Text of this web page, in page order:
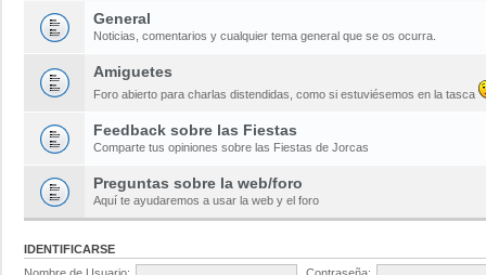
General
Noticias, comentarios y cualquier tema general que se os ocurra.
Amiguetes
Foro abierto para charlas distendidas, como si estuviésemos en la tasca
Feedback sobre las Fiestas
Comparte tus opiniones sobre las Fiestas de Jorcas
Preguntas sobre la web/foro
Aquí te ayudaremos a usar la web y el foro
IDENTIFICARSE